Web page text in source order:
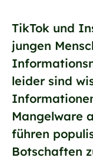
TikTok und
jungen
leider sind
Mangelware
führen
Botschaften